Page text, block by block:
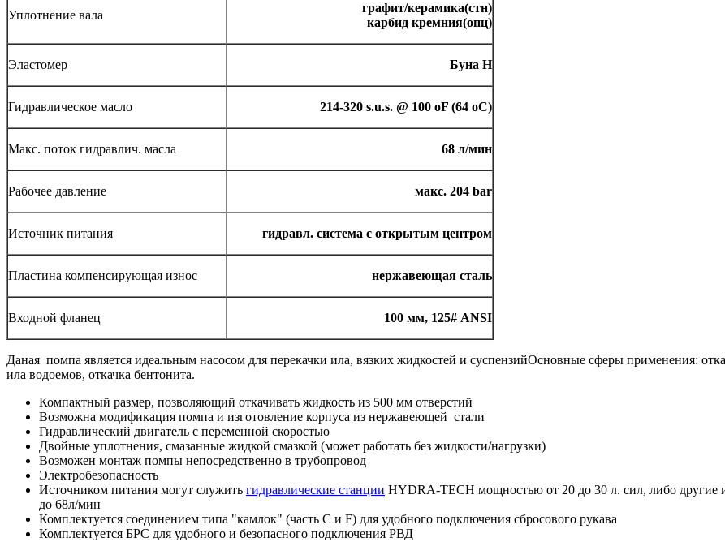
Уплотнение вала
графит/керамика(стн)
карбид кремния(опц)
Эластомер Буна Н
Гидравлическое масло 214-320 s.u.s. @ 100 oF (64 oC)
Макс. поток гидравлич. масла 68 л/мин
Рабочее давление макс. 204 bar
Источник питания гидравл. система с открытым центром
Пластина компенсирующая износ нержавеющая сталь
Входной фланец 100 мм, 125# ANSI
Даная помпа является идеальным насосом для перекачки ила, вязких жидкостей и суспензийОсновные сферы применения:
ила водоемов, откачка бентонита.
Компактный размер, позволяющий откачивать жидкость из 500 мм отверстий
Возможна модификация помпа и изготовление корпуса из нержавеющей стали
Гидравлический двигатель с переменной скоростью
Двойные уплотнения, смазанные жидкой смазкой (может работать без жидкости/нагрузки)
Возможен монтаж помпы непосредственно в трубопровод
Электробезопасность
Источником питания могут служить гидравлические станции HYDRA-TECH мощностью от 20 до 30 л. сил, либо другие
до 68л/мин
Комплектуется соединением типа "камлок" (часть С и F) для удобного подключения сбросового рукава
Комплектуется БРС для удобного и безопасного подключения РВД